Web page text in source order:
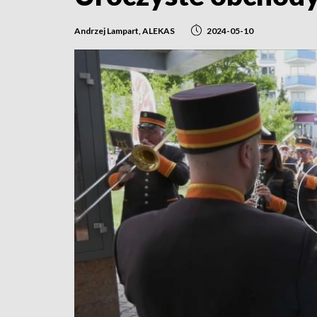
Andrzej Lampart, ALEKAS 2024-05-10